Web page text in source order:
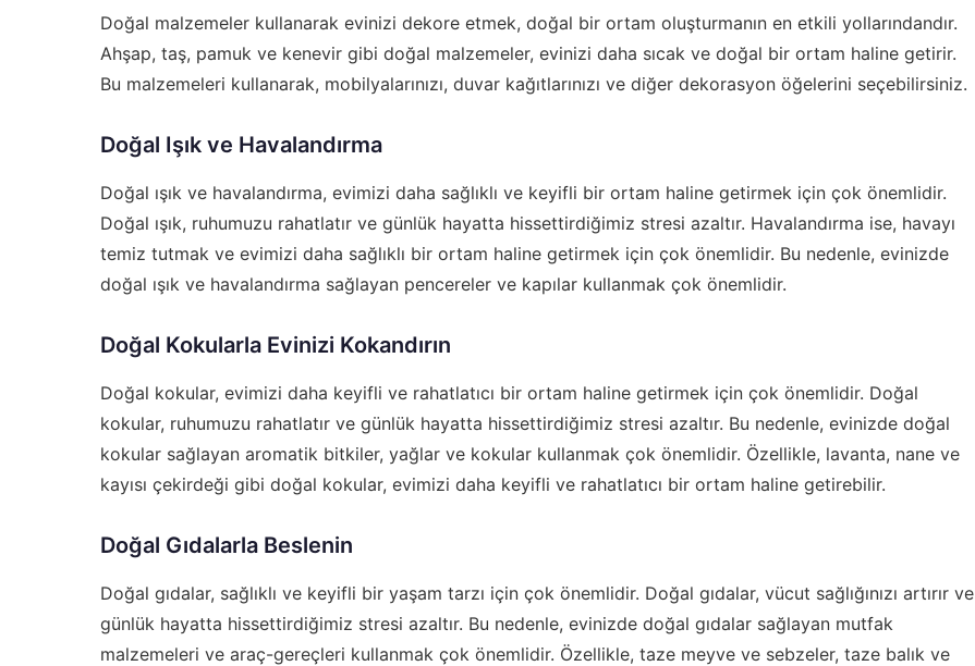
Doğal malzemeler kullanarak evinizi dekore etmek, doğal bir ortam oluşturmanın en etkili yollarındandır.
Ahşap, taş, pamuk ve kenevir gibi doğal malzemeler, evinizi daha sıcak ve doğal bir ortam haline getirir.
Bu malzemeleri kullanarak, mobilyalarınızı, duvar kağıtlarınızı ve diğer dekorasyon öğelerini seçebilirsiniz.
Doğal Işık ve Havalandırma
Doğal ışık ve havalandırma, evimizi daha sağlıklı ve keyifli bir ortam haline getirmek için çok önemlidir.
Doğal ışık, ruhumuzu rahatlatır ve günlük hayatta hissettirdiğimiz stresi azaltır. Havalandırma ise, havayı
temiz tutmak ve evimizi daha sağlıklı bir ortam haline getirmek için çok önemlidir. Bu nedenle, evinizde
doğal ışık ve havalandırma sağlayan pencereler ve kapılar kullanmak çok önemlidir.
Doğal Kokularla Evinizi Kokandırın
Doğal kokular, evimizi daha keyifli ve rahatlatıcı bir ortam haline getirmek için çok önemlidir. Doğal
kokular, ruhumuzu rahatlatır ve günlük hayatta hissettirdiğimiz stresi azaltır. Bu nedenle, evinizde doğal
kokular sağlayan aromatik bitkiler, yağlar ve kokular kullanmak çok önemlidir. Özellikle, lavanta, nane ve
kayısı çekirdeği gibi doğal kokular, evimizi daha keyifli ve rahatlatıcı bir ortam haline getirebilir.
Doğal Gıdalarla Beslenin
Doğal gıdalar, sağlıklı ve keyifli bir yaşam tarzı için çok önemlidir. Doğal gıdalar, vücut sağlığınızı artırır ve
günlük hayatta hissettirdiğimiz stresi azaltır. Bu nedenle, evinizde doğal gıdalar sağlayan mutfak
malzemeleri ve araç-gereçleri kullanmak çok önemlidir. Özellikle, taze meyve ve sebzeler, taze balık ve